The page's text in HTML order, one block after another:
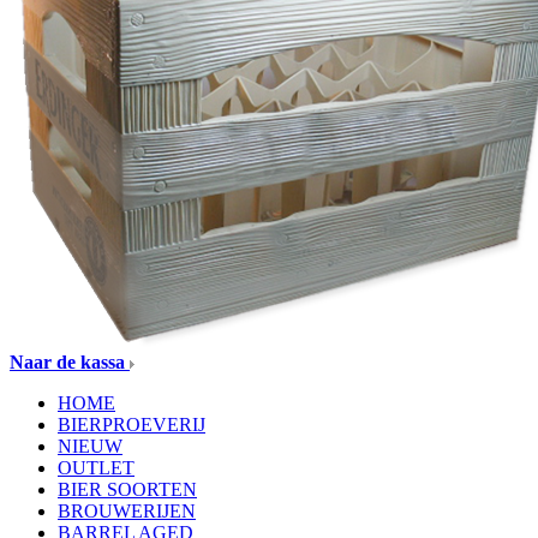
Naar de kassa
HOME
BIERPROEVERIJ
NIEUW
OUTLET
BIER SOORTEN
BROUWERIJEN
BARREL AGED